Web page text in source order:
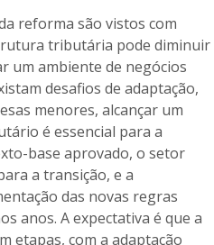
reforma são vistos com
tributária pode diminuir
um ambiente de negócios
desafios de adaptação,
menores, alcançar um
é essencial para a
base aprovado, o setor
a transição, e a
das novas regras
anos. A expectativa é que a
etapas, com a adaptação